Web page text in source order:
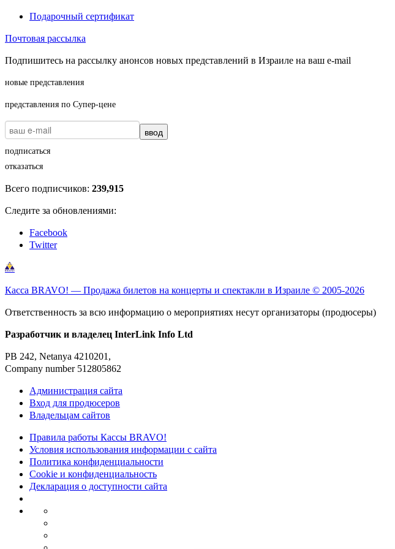
Подарочный сертификат
Почтовая рассылка
Подпишитесь на рассылку анонсов новых представлений в Израиле на ваш e-mail
новые представления
представления по Супер-цене
ввод
подписаться
отказаться
Всего подписчиков: 239,915
Следите за обновлениями:
Facebook
Twitter
Касса BRAVO! — Продажа билетов на концерты и спектакли в Израиле © 2005-2026
Ответственность за всю информацию о мероприятиях несут организаторы (продюсеры)
Разработчик и владелец InterLink Info Ltd
PB 242, Netanya 4210201,
Company number 512805862
Администрация сайта
Вход для продюсеров
Владельцам сайтов
Правила работы Кассы BRAVO!
Условия использования информации с сайта
Политика конфиденциальности
Cookie и конфиденциальность
Декларация о доступности сайта